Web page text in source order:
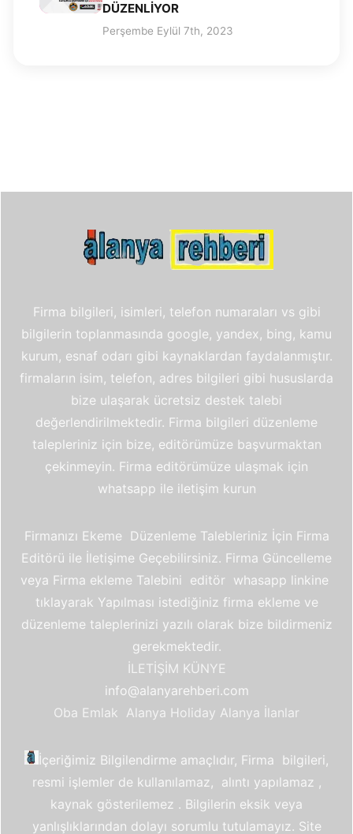
DÜZENLİYOR
Perşembe Eylül 7th, 2023
Firma bilgileri, isimleri, telefon numaraları vs gibi
bilgilerin toplanmasında google, yandex, bing, kamu
kurum, esnaf odarı gibi kaynaklardan faydalanmıştır.
firmaların isim, telefon, adres bilgileri gibi hususlarda
bize ulaşarak ücretsiz destek talebi
değerlendirilmektedir. Firma bilgileri düzenleme
talepleriniz için bize, editörümüze başvurmaktan
çekinmeyin. Firma editörümüze ulaşmak için
whatsapp ile iletişim kurun
Firmanızı Ekeme Düzenleme Talebleriniz İçin Firma
Editörü ile İletişime Geçebilirsiniz. Firma Güncelleme
veya Firma ekleme Talebini editör whasapp linkine
tıklayarak Yapılması istediğiniz firma ekleme ve
düzenleme taleplerinizi yazılı olarak bize bildirmeniz
gerekmektedir.
İLETİŞİM KÜNYE
info@alanyarehberi.com
Oba Emlak Alanya Holiday Alanya İlanlar
İçeriğimiz Bilgilendirme amaçlıdır, Firma bilgileri,
resmi işlemler de kullanılamaz, alıntı yapılamaz ,
kaynak gösterilemez . Bilgilerin eksik veya
yanlışlıklarından dolayı sorumlu tutulamayız. Site